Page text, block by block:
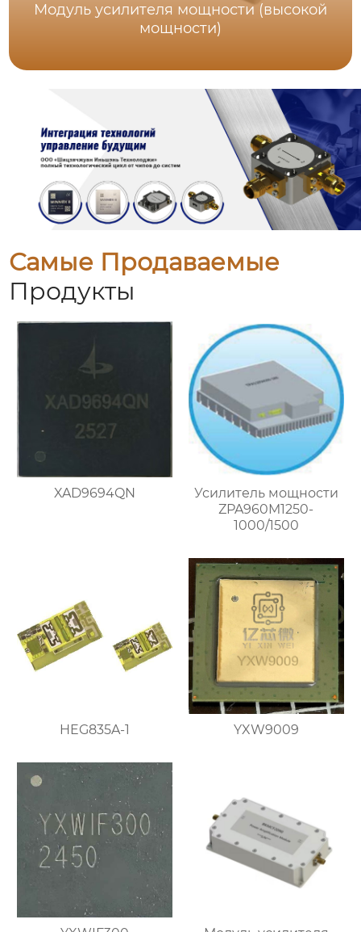
Модуль усилителя мощности (высокой
мощности)
Самые Продаваемые
Продукты
XAD9694QN
Усилитель мощности
ZPA960M1250-
1000/1500
HEG835A-1 YXW9009